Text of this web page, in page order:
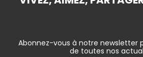
Abonnez-vous à notre newsletter
de toutes nos